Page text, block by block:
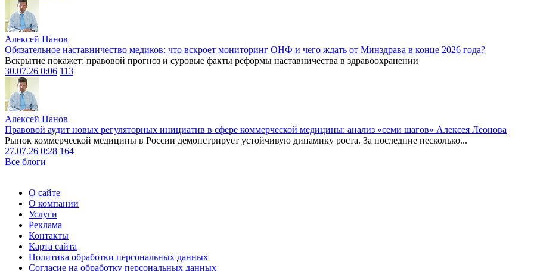
Алексей Панов
Обязательное наставничество медиков: что вскроет мониторинг ОНФ и чего ждать от Минздрава в конце 2026 года?
Вскрытие покажет: правовой прогноз и суровые факты реформы наставничества в здравоохранении
30.07.26 0:06 113
Алексей Панов
Правовой аудит новых регуляторных инициатив в сфере коммерческой медицины: анализ «семи шагов» Алексея Леонова
Рынок коммерческой медицины в России демонстрирует устойчивую динамику роста. За последние несколько...
27.07.26 0:28 164
Все блоги
О сайте
О компании
Услуги
Реклама
Контакты
Карта сайта
Политика обработки персональных данных
Согласие на обработку персональных данных